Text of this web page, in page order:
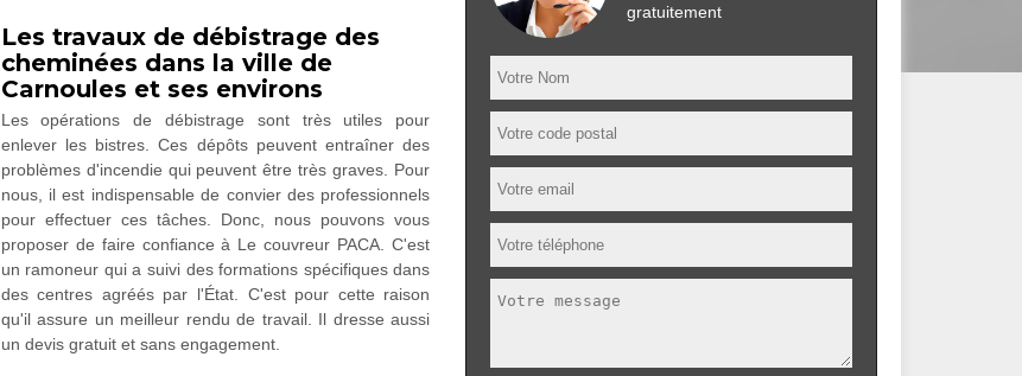
Les travaux de débistrage des
cheminées dans la ville de
Carnoules et ses environs
Les opérations de débistrage sont très utiles pour
enlever les bistres. Ces dépôts peuvent entraîner des
problèmes d'incendie qui peuvent être très graves. Pour
nous, il est indispensable de convier des professionnels
pour effectuer ces tâches. Donc, nous pouvons vous
proposer de faire confiance à Le couvreur PACA. C'est
un ramoneur qui a suivi des formations spécifiques dans
des centres agréés par l'État. C'est pour cette raison
qu'il assure un meilleur rendu de travail. Il dresse aussi
un devis gratuit et sans engagement.
gratuitement